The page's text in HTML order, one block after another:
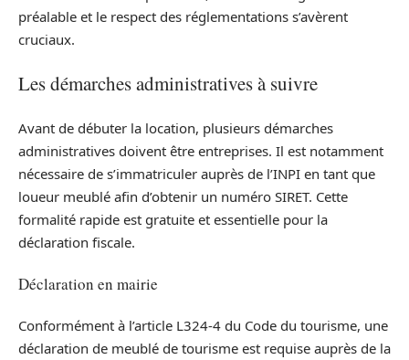
préalable et le respect des réglementations s’avèrent
cruciaux.
Les démarches administratives à suivre
Avant de débuter la location, plusieurs démarches
administratives doivent être entreprises. Il est notamment
nécessaire de s’immatriculer auprès de l’INPI en tant que
loueur meublé afin d’obtenir un numéro SIRET. Cette
formalité rapide est gratuite et essentielle pour la
déclaration fiscale.
Déclaration en mairie
Conformément à l’article L324-4 du Code du tourisme, une
déclaration de meublé de tourisme est requise auprès de la